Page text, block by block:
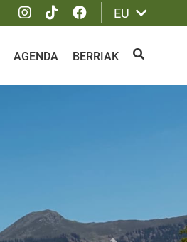
Instagram
Tik TokFacebook
EU
AGENDA BERRIAK BILATU